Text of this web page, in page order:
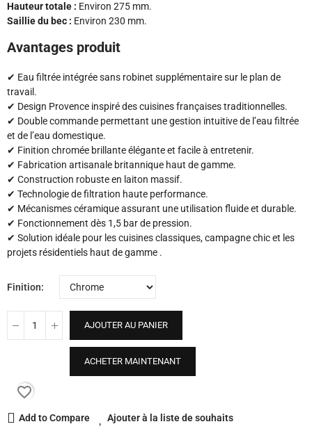
Hauteur totale : Environ 275 mm.
Saillie du bec : Environ 230 mm.
Avantages produit
✔ Eau filtrée intégrée sans robinet supplémentaire sur le plan de
travail.
✔ Design Provence inspiré des cuisines françaises traditionnelles.
✔ Double commande permettant une gestion intuitive de l’eau filtrée
et de l’eau domestique.
✔ Finition chromée brillante élégante et facile à entretenir.
✔ Fabrication artisanale britannique haut de gamme.
✔ Construction robuste en laiton massif.
✔ Technologie de filtration haute performance.
✔ Mécanismes céramique assurant une utilisation fluide et durable.
✔ Fonctionnement dès 1,5 bar de pression.
✔ Solution idéale pour les cuisines classiques, campagne chic et les
projets résidentiels haut de gamme .
Finition
AJOUTER AU PANIER
ACHETER MAINTENANT
favorite_border
Add to Compare
Ajouter à la liste de souhaits